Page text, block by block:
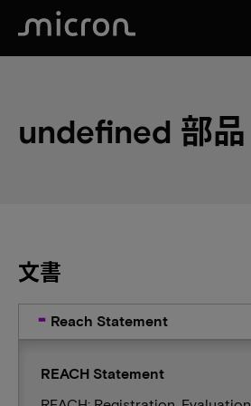
undefined 部品
文書
Reach Statement
REACH Statement